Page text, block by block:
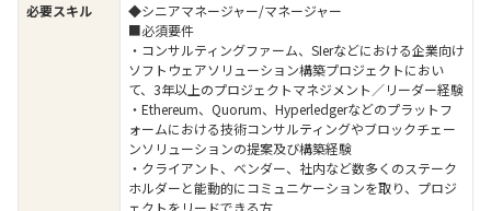
必要スキル
◆シニアマネージャー/マネージャー
■必須要件
・コンサルティングファーム、SIerなどにおける企業向け
ソフトウェアソリューション構築プロジェクトにおい
て、3年以上のプロジェクトマネジメント／リーダー経験
・Ethereum、Quorum、Hyperledgerなどのプラットフ
ォームにおける技術コンサルティングやブロックチェー
ンソリューションの提案及び構築経験
・クライアント、ベンダー、社内など数多くのステーク
ホルダーと能動的にコミュニケーションを取り、プロジ
ェクトをリードできる方